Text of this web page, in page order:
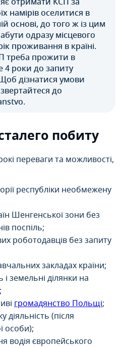
намірів оселитися в
основі, до того ж із цим
одразу місцевого
проживання в країні.
треба прожити в
роки до запиту
дізнатися умови
до
побиту
переваги та можливості,
республіки необмежену
Шенгенської зони без
поспіль;
роботодавців без запиту
закладах країни;
i земельні ділянки на
громадянство Польщi;
діяльність (після
особи);
водія європейського